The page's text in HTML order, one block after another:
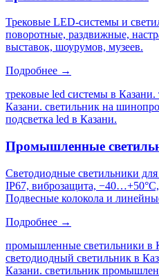
Трековые LED-системы и
поворотные, раздвижные,
выставок, шоурумов, музеев.
Подробнее →
трековые led системы в
Казани. светильник на
подсветка led в Казани.
Промышленные
Светодиодные светильники
IP67, виброзащита,
Подвесные колокола и
Подробнее →
промышленные светильники
светодиодный светильник в
Казани. светильник